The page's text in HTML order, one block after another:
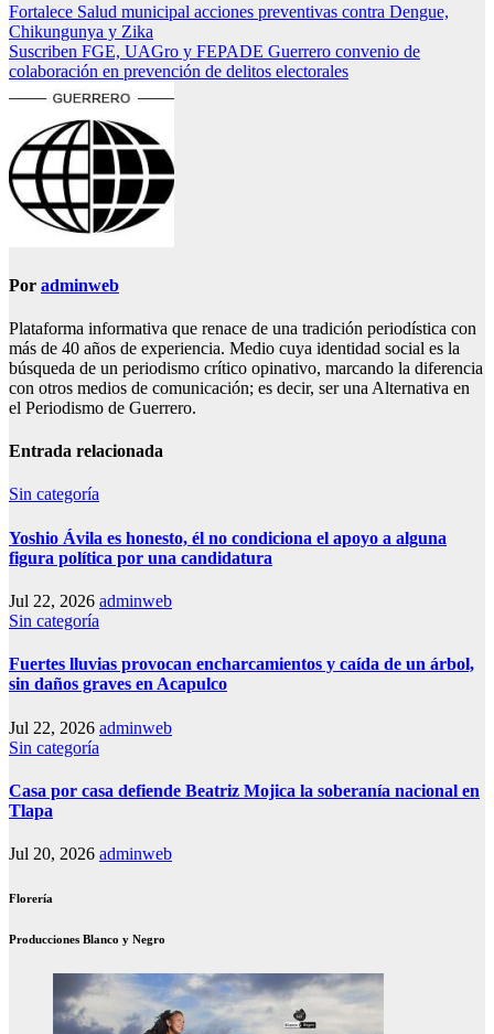
Navegación
de
entradas
Fortalece Salud municipal acciones preventivas contra Dengue,
Chikungunya y Zika
Suscriben FGE, UAGro y FEPADE Guerrero convenio de
colaboración en prevención de delitos electorales
Por adminweb
Plataforma informativa que renace de una tradición periodística con
más de 40 años de experiencia. Medio cuya identidad social es la
búsqueda de un periodismo crítico opinativo, marcando la diferencia
con otros medios de comunicación; es decir, ser una Alternativa en
el Periodismo de Guerrero.
Entrada relacionada
Sin categoría
Yoshio Ávila es honesto, él no condiciona el apoyo a alguna
figura política por una candidatura
Jul 22, 2026 adminweb
Sin categoría
Fuertes lluvias provocan encharcamientos y caída de un árbol,
sin daños graves en Acapulco
Jul 22, 2026 adminweb
Sin categoría
Casa por casa defiende Beatriz Mojica la soberanía nacional en
Tlapa
Jul 20, 2026 adminweb
Florería
Producciones Blanco y Negro